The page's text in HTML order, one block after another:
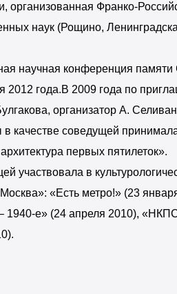
организованная Франко-
наук (Рощино,
научная конференция
2012 года.В 2009 года по
организатор А.
качестве соведущей
первых пятилеток».
участвовала в
«Есть метро!» (23
е» (24 апреля 2010),